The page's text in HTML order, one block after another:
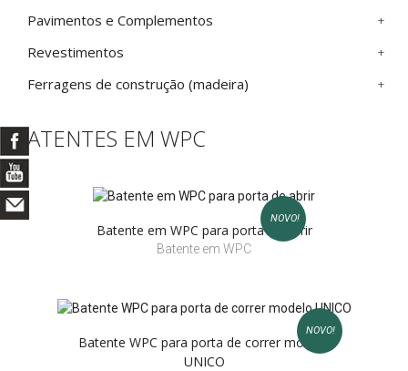
Pavimentos e Complementos
Revestimentos
Ferragens de construção (madeira)
BATENTES EM WPC
NOVO!
Batente em WPC para porta de abrir
Batente em WPC
NOVO!
Batente WPC para porta de correr modelo
UNICO